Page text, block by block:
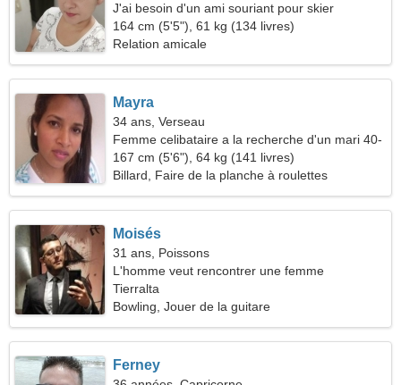
J'ai besoin d'un ami souriant pour skier
ensemble
164 cm (5'5"), 61 kg (134 livres)
Relation amicale
Mayra
34 ans, Verseau
Femme celibataire a la recherche d'un mari 40-
44
167 cm (5'6"), 64 kg (141 livres)
Billard, Faire de la planche à roulettes
Moisés
31 ans, Poissons
L'homme veut rencontrer une femme
Tierralta
Bowling, Jouer de la guitare
Ferney